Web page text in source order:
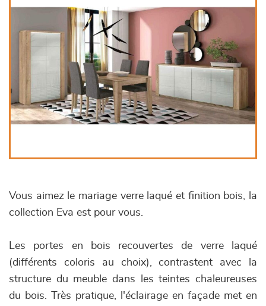
Vous aimez le mariage verre laqué et finition bois, la
collection Eva est pour vous.
Les portes en bois recouvertes de verre laqué
(différents coloris au choix), contrastent avec la
structure du meuble dans les teintes chaleureuses
du bois. Très pratique, l'éclairage en façade met en